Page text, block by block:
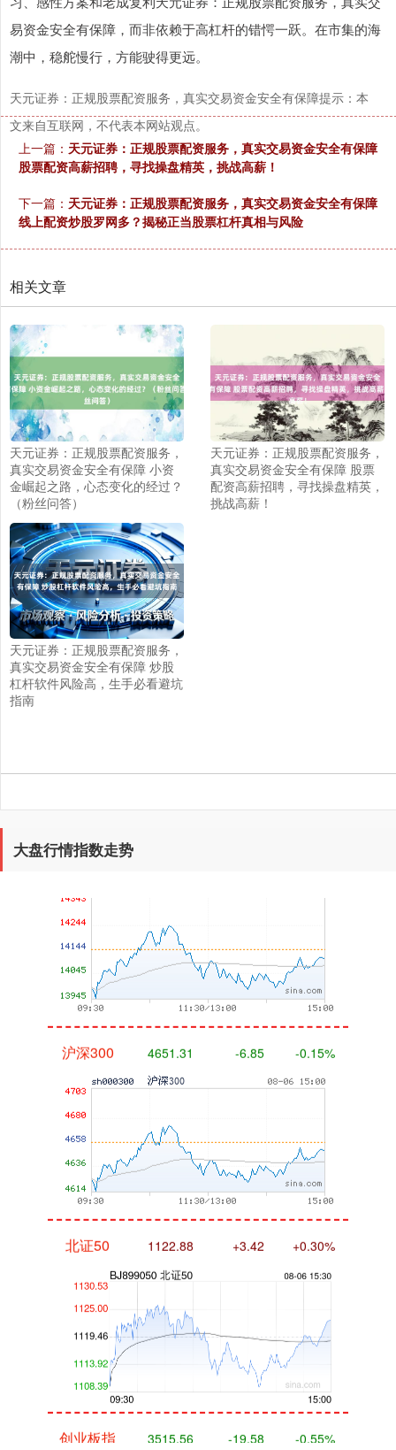
易资金安全有保障，而非依赖于高杠杆的错愕一跃。在市集的海
潮中，稳舵慢行，方能驶得更远。
天元证券：正规股票配资服务，真实交易资金安全有保障提示：本
文来自互联网，不代表本网站观点。
上一篇： 天元证券：正规股票配资服务，真实交易资金安全有保障
股票配资高薪招聘，寻找操盘精英，挑战高薪！
下一篇： 天元证券：正规股票配资服务，真实交易资金安全有保障
线上配资炒股罗网多？揭秘正当股票杠杆真相与风险
相关文章
天元证券：正规股票配资服务，
真实交易资金安全有保障 小资
金崛起之路，心态变化的经过？
（粉丝问答）
天元证券：正规股票配资服务，
真实交易资金安全有保障 股票
配资高薪招聘，寻找操盘精英，
挑战高薪！
天元证券：正规股票配资服务，
真实交易资金安全有保障 炒股
杠杆软件风险高，生手必看避坑
指南
大盘行情指数走势
上证综指 3900.35
深证成指
沪深300 4651.31 -6.85 -0.15%
北证50 1122.88 +3.42 +0.30%
创业板指 3515.56 -19.58 -0.55%